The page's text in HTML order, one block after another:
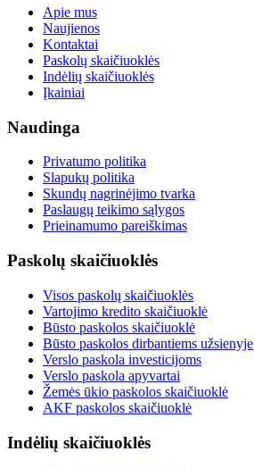
Apie mus
Naujienos
Kontaktai
Paskolų skaičiuoklės
Indėlių skaičiuoklės
Įkainiai
Naudinga
Privatumo politika
Slapukų politika
Skundų nagrinėjimo tvarka
Paslaugų teikimo sąlygos
Prieinamumo pareiškimas
Paskolų skaičiuoklės
Visos paskolų skaičiuoklės
Vartojimo kredito skaičiuoklė
Būsto paskolos skaičiuoklė
Būsto paskolos dirbantiems užsienyje
Verslo paskola investicijoms
Verslo paskola apyvartai
Žemės ūkio paskolos skaičiuoklė
AKF paskolos skaičiuoklė
Indėlių skaičiuoklės